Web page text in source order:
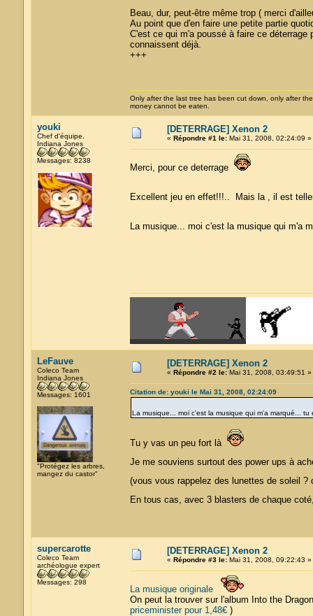
Beau, dur, peut-être même trop ( merci
Au point que d'en faire une petite partie
C'est ce qui m'a poussé à faire ce
connaissent déjà.
+++
Only after the last tree has been cut down, only after
money cannot be eaten.
youki
Chef d'équipe.
Indiana Jones
Messages: 8238
[DETERRAGE] Xenon 2
« Répondre #1 le:Mai 31, 2008, 02:24:09 »
Merci, pour ce deterrage
Excellent jeu en effet!!!.. Mais la , il est
La musique... moi c'est la musique qui m'a
LeFauve
Coleco Team
Indiana Jones
Messages: 1601
"Protégez les arbres,
mangez du castor"
[DETERRAGE] Xenon 2
« Répondre #2 le:Mai 31, 2008, 03:49:51 »
Citation de: youki le Mai 31, 2008, 02:24:09
La musique... moi c'est la musique qui m'a marqué...
Tu y vas un peu fort là
Je me souviens surtout des power ups à
(vous vous rappelez des lunettes de soleil
En tous cas, avec 3 blasters de chaque
supercarotte
Coleco Team
archéologue expert
Messages: 298
[DETERRAGE] Xenon 2
« Répondre #3 le:Mai 31, 2008, 09:22:43 »
La musique originale
On peut la trouver sur l'album Into the
priceminister pour 1,48€)